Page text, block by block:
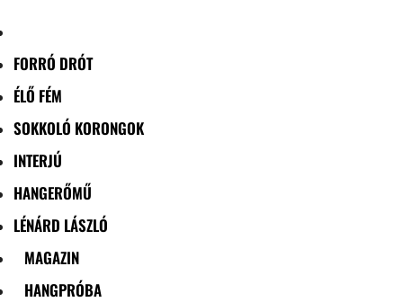
FORRÓ DRÓT
ÉLŐ FÉM
SOKKOLÓ KORONGOK
INTERJÚ
HANGERŐMŰ
LÉNÁRD LÁSZLÓ
MAGAZIN
HANGPRÓBA